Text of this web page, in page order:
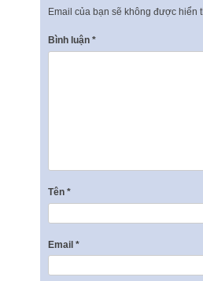
Email của bạn sẽ không được hiển
Bình luận *
Tên *
Email *